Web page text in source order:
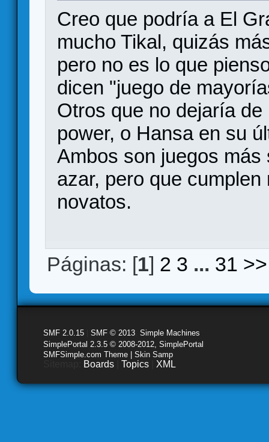
Creo que podría a El
mucho Tikal, quizás
pero no es lo que
dicen "juego de
Otros que no dejaría
power, o Hansa en su
Ambos son juegos
azar, pero que
novatos.
Páginas: [1] 2 3 ... 31 >>
SMF 2.0.15 SMF © 2013 Simple Machines
SimplePortal 2.3.5 © 2008-2012, SimplePortal
SMFSimple.com Theme | Skin Samp
Boards Topics XML